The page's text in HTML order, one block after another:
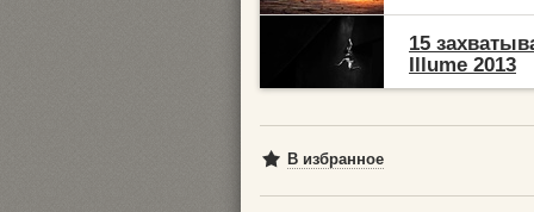
15
Illume 2013
В избранное